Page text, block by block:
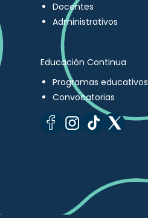
Docentes
Administrativos
Educación Continua
Programas educativos
Convocatorias